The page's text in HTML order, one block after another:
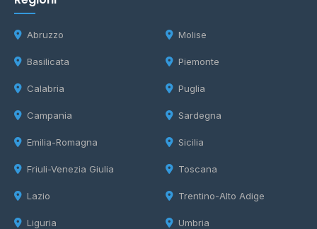
Abruzzo
Basilicata
Calabria
Campania
Emilia-Romagna
Friuli-Venezia Giulia
Lazio
Liguria
Molise
Piemonte
Puglia
Sardegna
Sicilia
Toscana
Trentino-Alto Adige
Umbria